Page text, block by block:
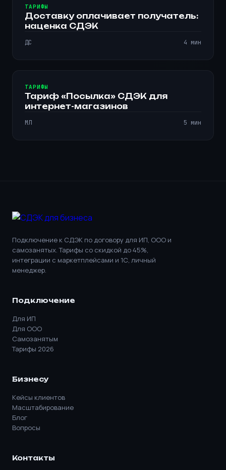
ТАРИФЫ
Доставку оплачивает получатель:
наценка СДЭК
ДС 4 мин
ТАРИФЫ
Тариф «Посылка» СДЭК для
интернет-магазинов
МЛ 5 мин
Подключение к СДЭК по договору для ИП, ООО и
самозанятых. Тарифы со скидкой до 45%,
интеграции с маркетплейсами и 1С, личный
менеджер.
Подключение
Для ИП
Для ООО
Самозанятым
Тарифы 2026
Бизнесу
Кейсы клиентов
Масштабирование
Блог
Вопросы
Контакты